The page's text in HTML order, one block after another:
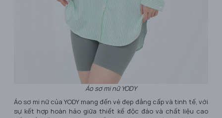
Áo sơ mi nữ YODY
Áo sơ mi nữ của YODY mang đến vẻ đẹp đẳng cấp và tinh tế, với
sự kết hợp hoàn hảo giữa thiết kế độc đáo và chất liệu cao